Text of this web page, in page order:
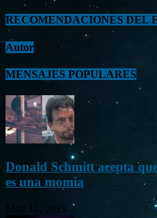
RECOMENDACIONES DEL
Autor
MENSAJES POPULARES
Donald Schmitt acepta
es una momia
May 14, 2015